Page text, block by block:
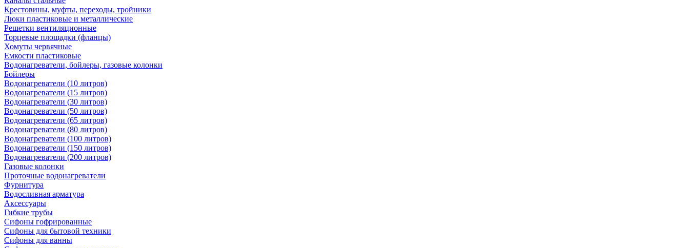
Крестовины, муфты, переходы, тройники
Люки пластиковые и металлические
Решетки вентиляционные
Торцевые площадки (фланцы)
Хомуты червячные
Емкости пластиковые
Водонагреватели, бойлеры, газовые колонки
Бойлеры
Водонагреватели (10 литров)
Водонагреватели (15 литров)
Водонагреватели (30 литров)
Водонагреватели (50 литров)
Водонагреватели (65 литров)
Водонагреватели (80 литров)
Водонагреватели (100 литров)
Водонагреватели (150 литров)
Водонагреватели (200 литров)
Газовые колонки
Проточные водонагреватели
Фурнитура
Водосливная арматура
Аксессуары
Гибкие трубы
Сифоны гофрированные
Сифоны для бытовой техники
Сифоны для ванны